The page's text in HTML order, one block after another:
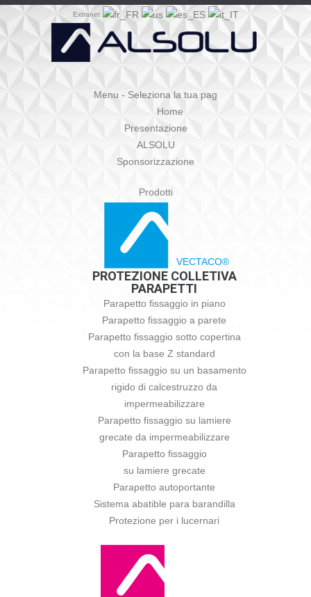
Extranet
Menu - Seleziona la tua pag
Home
Presentazione
ALSOLU
Sponsorizzazione
Prodotti
VECTACO®
PROTEZIONE COLLETIVA
PARAPETTI
Parapetto fissaggio in piano
Parapetto fissaggio a parete
Parapetto fissaggio sotto copertina
con la base Z standard
Parapetto fissaggio su un basamento
rigido di calcestruzzo da
impermeabilizzare
Parapetto fissaggio su lamiere
grecate da impermeabilizzare
Parapetto fissaggio
su lamiere grecate
Parapetto autoportante
Sistema abatible para barandilla
Protezione per i lucernari